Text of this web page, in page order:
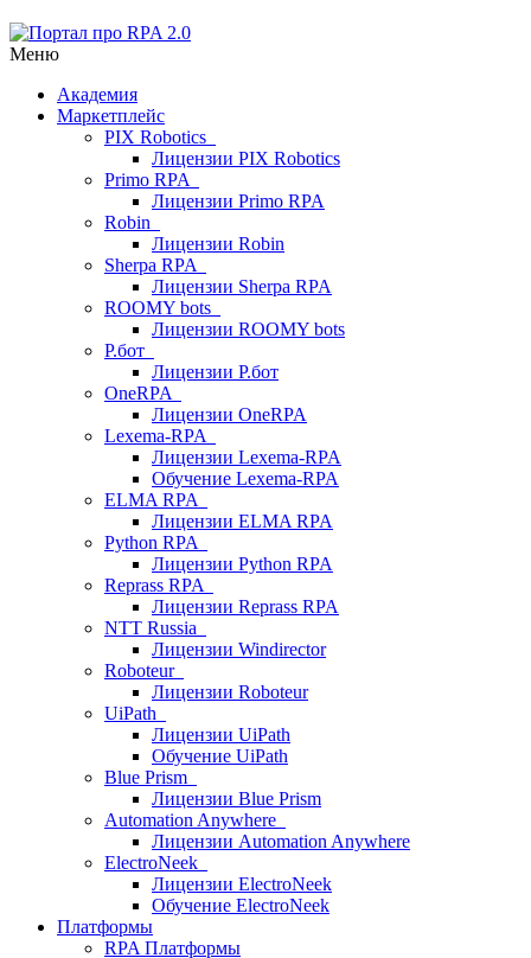
Меню
Академия
Маркетплейс
PIX Robotics
Лицензии PIX Robotics
Primo RPA
Лицензии Primo RPA
Robin
Лицензии Robin
Sherpa RPA
Лицензии Sherpa RPA
ROOMY bots
Лицензии ROOMY bots
Р.бот
Лицензии Р.бот
OneRPA
Лицензии OneRPA
Lexema-RPA
Лицензии Lexema-RPA
Обучение Lexema-RPA
ELMA RPA
Лицензии ELMA RPA
Python RPA
Лицензии Python RPA
Reprass RPA
Лицензии Reprass RPA
NTT Russia
Лицензии Windirector
Roboteur
Лицензии Roboteur
UiPath
Лицензии UiPath
Обучение UiPath
Blue Prism
Лицензии Blue Prism
Automation Anywhere
Лицензии Automation Anywhere
ElectroNeek
Лицензии ElectroNeek
Обучение ElectroNeek
Платформы
RPA Платформы